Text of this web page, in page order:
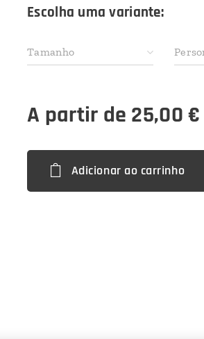
Escolha uma variante:
Tamanho
A partir de 25,00€
Adicionar ao carrinho